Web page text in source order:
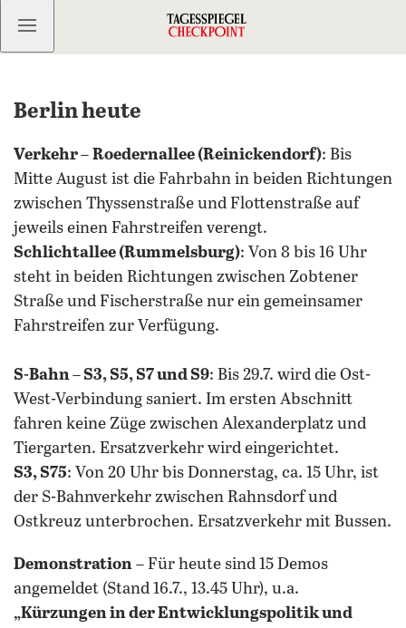
Kostenlos anmelden
Berlin heute
Verkehr– Roedernallee (Reinickendorf): Bis
Mitte August ist die Fahrbahn in beiden Richtungen
zwischen Thyssenstraße und Flottenstraße auf
jeweils einen Fahrstreifen verengt.
Schlichtallee (Rummelsburg): Von 8 bis 16 Uhr
steht in beiden Richtungen zwischen Zobtener
Straße und Fischerstraße nur ein gemeinsamer
Fahrstreifen zur Verfügung.
S-Bahn– S3, S5, S7 und S9: Bis 29.7. wird die Ost-
West-Verbindung saniert. Im ersten Abschnitt
fahren keine Züge zwischen Alexanderplatz und
Tiergarten. Ersatzverkehr wird eingerichtet.
S3, S75: Von 20 Uhr bis Donnerstag, ca. 15 Uhr, ist
der S-Bahnverkehr zwischen Rahnsdorf und
Ostkreuz unterbrochen. Ersatzverkehr mit Bussen.
Demonstration – Für heute sind 15 Demos
angemeldet (Stand 16.7., 13.45 Uhr), u.a.
„Kürzungen in der Entwicklungspolitik und